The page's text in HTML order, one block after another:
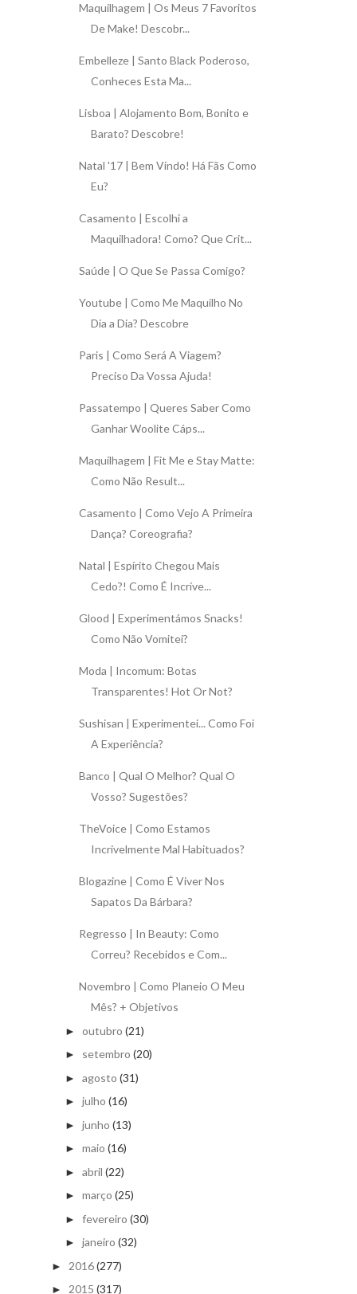
Maquilhagem | Os Meus 7 Favoritos
De Make! Descobr...
Embelleze | Santo Black Poderoso,
Conheces Esta Ma...
Lisboa | Alojamento Bom, Bonito e
Barato? Descobre!
Natal '17 | Bem Vindo! Há Fãs Como
Eu?
Casamento | Escolhi a
Maquilhadora! Como? Que Crit...
Saúde | O Que Se Passa Comigo?
Youtube | Como Me Maquilho No
Dia a Dia? Descobre
Paris | Como Será A Viagem?
Preciso Da Vossa Ajuda!
Passatempo | Queres Saber Como
Ganhar Woolite Cáps...
Maquilhagem | Fit Me e Stay Matte:
Como Não Result...
Casamento | Como Vejo A Primeira
Dança? Coreografia?
Natal | Espírito Chegou Mais
Cedo?! Como É Incríve...
Glood | Experimentámos Snacks!
Como Não Vomitei?
Moda | Incomum: Botas
Transparentes! Hot Or Not?
Sushisan | Experimentei... Como Foi
A Experiência?
Banco | Qual O Melhor? Qual O
Vosso? Sugestões?
TheVoice | Como Estamos
Incrivelmente Mal Habituados?
Blogazine | Como É Viver Nos
Sapatos Da Bárbara?
Regresso | In Beauty: Como
Correu? Recebidos e Com...
Novembro | Como Planeio O Meu
Mês? + Objetivos
► outubro (21)
► setembro (20)
► agosto (31)
► julho (16)
► junho (13)
► maio (16)
► abril (22)
► março (25)
► fevereiro (30)
► janeiro (32)
► 2016(277)
► 2015 (317)